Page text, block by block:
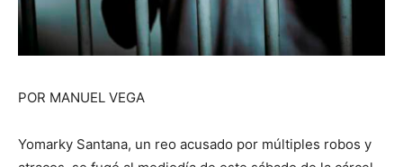
POR MANUEL VEGA
Yomarky Santana, un reo acusado por múltiples robos y